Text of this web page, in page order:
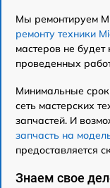
Мы ремонтируем
ремонту техники
мастеров не
проведенных
Минимальные
сеть мастерских
запчастей. И
запчасть на
предоставляется
Знаем свое